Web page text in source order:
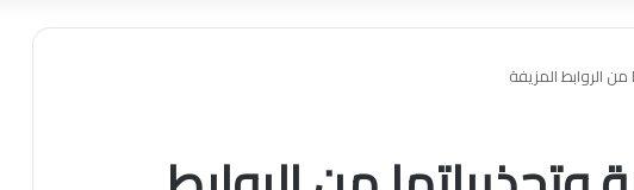
الروابط المزيفة